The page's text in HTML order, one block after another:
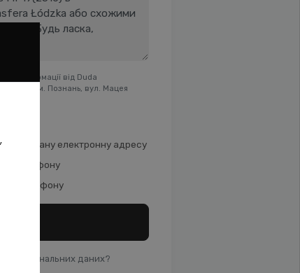
інформації від Duda
адреса: м. Познань, вул. Мацея
на вказану електронну адресу
телефону
телефону
персональних даних?